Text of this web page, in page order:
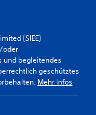
(SIEE)
oder
und begleitendes
geschütztes
Mehr Infos